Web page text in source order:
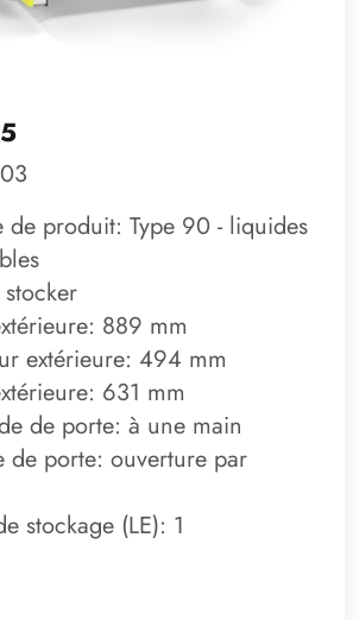
de produit: Type 90 - liquides
889 mm
extérieure: 494 mm
631 mm
de porte: à une main
de porte: ouverture par
stockage (LE): 1